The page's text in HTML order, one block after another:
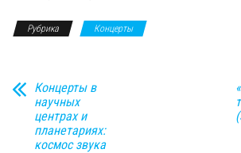
Рубрика Концерты
Концерты в
научных
центрах и
планетариях:
космос звука